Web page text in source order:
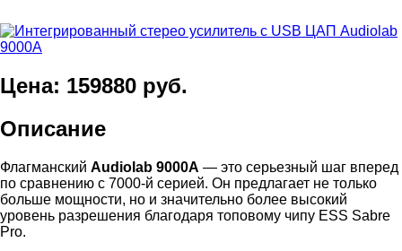
Цена: 159880 руб.
Описание
Флагманский Audiolab 9000A — это серьезный шаг вперед
по сравнению с 7000-й серией. Он предлагает не только
больше мощности, но и значительно более высокий
уровень разрешения благодаря топовому чипу ESS Sabre
Pro.